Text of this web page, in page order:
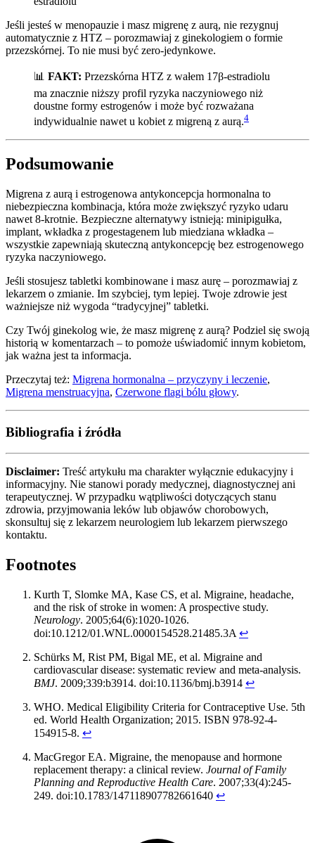
Jeśli jesteś w menopauzie i masz migrenę z aurą, nie rezygnuj
automatycznie z HTZ – porozmawiaj z ginekologiem o formie
przezskórnej. To nie musi być zero-jedynkowe.
📊 FAKT: Przezskórna HTZ z wałem 17β-estradiolu
ma znacznie niższy profil ryzyka naczyniowego niż
doustne formy estrogenów i może być rozważana
indywidualnie nawet u kobiet z migreną z aurą.4
Podsumowanie
Migrena z aurą i estrogenowa antykoncepcja hormonalna to
niebezpieczna kombinacja, która może zwiększyć ryzyko udaru
nawet 8-krotnie. Bezpieczne alternatywy istnieją: minipigułka,
implant, wkładka z progestagenem lub miedziana wkładka –
wszystkie zapewniają skuteczną antykoncepcję bez estrogenowego
ryzyka naczyniowego.
Jeśli stosujesz tabletki kombinowane i masz aurę – porozmawiaj z
lekarzem o zmianie. Im szybciej, tym lepiej. Twoje zdrowie jest
ważniejsze niż wygoda “tradycyjnej” tabletki.
Czy Twój ginekolog wie, że masz migrenę z aurą? Podziel się swoją
historią w komentarzach – to pomoże uświadomić innym kobietom,
jak ważna jest ta informacja.
Przeczytaj też: Migrena hormonalna – przyczyny i leczenie,
Migrena menstruacyjna, Czerwone flagi bólu głowy.
Bibliografia i źródła
Disclaimer: Treść artykułu ma charakter wyłącznie edukacyjny i
informacyjny. Nie stanowi porady medycznej, diagnostycznej ani
terapeutycznej. W przypadku wątpliwości dotyczących stanu
zdrowia, przyjmowania leków lub objawów chorobowych,
skonsultuj się z lekarzem neurologiem lub lekarzem pierwszego
kontaktu.
Footnotes
Kurth T, Slomke MA, Kase CS, et al. Migraine, headache,
and the risk of stroke in women: A prospective study.
Neurology. 2005;64(6):1020-1026.
doi:10.1212/01.WNL.0000154528.21485.3A ↩
Schürks M, Rist PM, Bigal ME, et al. Migraine and
cardiovascular disease: systematic review and meta-analysis.
BMJ. 2009;339:b3914. doi:10.1136/bmj.b3914 ↩
WHO. Medical Eligibility Criteria for Contraceptive Use. 5th
ed. World Health Organization; 2015. ISBN 978-92-4-
154915-8. ↩
MacGregor EA. Migraine, the menopause and hormone
replacement therapy: a clinical review. Journal of Family
Planning and Reproductive Health Care. 2007;33(4):245-
249. doi:10.1783/147118907782661640 ↩